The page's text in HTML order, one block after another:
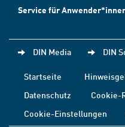
Service für
DIN Media DIN
Startseite
Datenschutz
Cookie-
Cookie-Einstellungen